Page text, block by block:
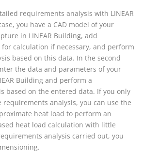
requirements analysis with LINEAR
you have a CAD model of your
in LINEAR Building, add
calculation if necessary, and perform
based on this data. In the second
the data and parameters of your
Building and perform a
based on the entered data. If you only
requirements analysis, you can use the
heat load to perform an
heat load calculation with little
analysis carried out, you